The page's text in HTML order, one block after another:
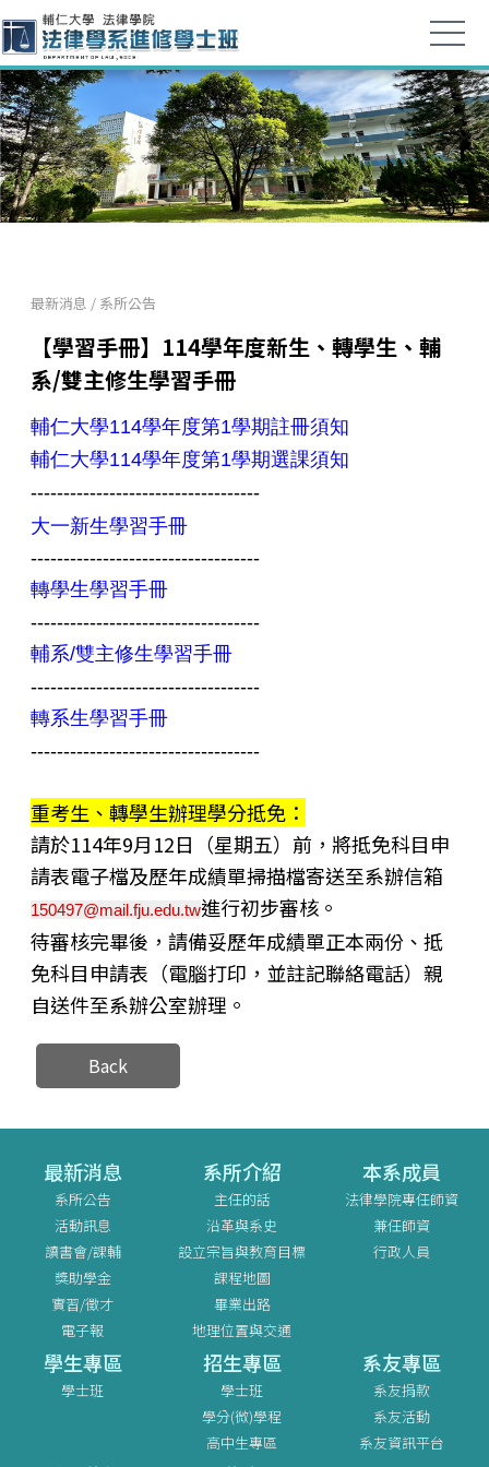
最新消息 / 系所公告
【學習手冊】114學年度新生、轉學生、輔
系/雙主修生學習手冊
輔仁大學114學年度第1學期註冊須知
輔仁大學114學年度第1學期選課須知
-----------------------------------
大一新生學習手冊
-----------------------------------
轉學生學習手冊
-----------------------------------
輔系/雙主修生學習手冊
-----------------------------------
轉系生學習手冊
-----------------------------------
重考生、轉學生辦理學分抵免：
請於114年9月12日（星期五）前，將抵免科目申
請表電子檔及歷年成績單掃描檔寄送至系辦信箱
150497@mail.fju.edu.tw進行初步審核。
待審核完畢後，請備妥歷年成績單正本兩份、抵
免科目申請表（電腦打印，並註記聯絡電話）親
自送件至系辦公室辦理。
Back
最新消息
系所公告
活動訊息
讀書會/課輔
獎助學金
實習/徵才
電子報
系所介紹
主任的話
沿革與系史
設立宗旨與教育目標
課程地圖
畢業出路
地理位置與交通
本系成員
法律學院專任師資
兼任師資
行政人員
學生專區
學士班
招生專區
學士班
學分(微)學程
高中生專區
系友專區
系友捐款
系友活動
系友資訊平台